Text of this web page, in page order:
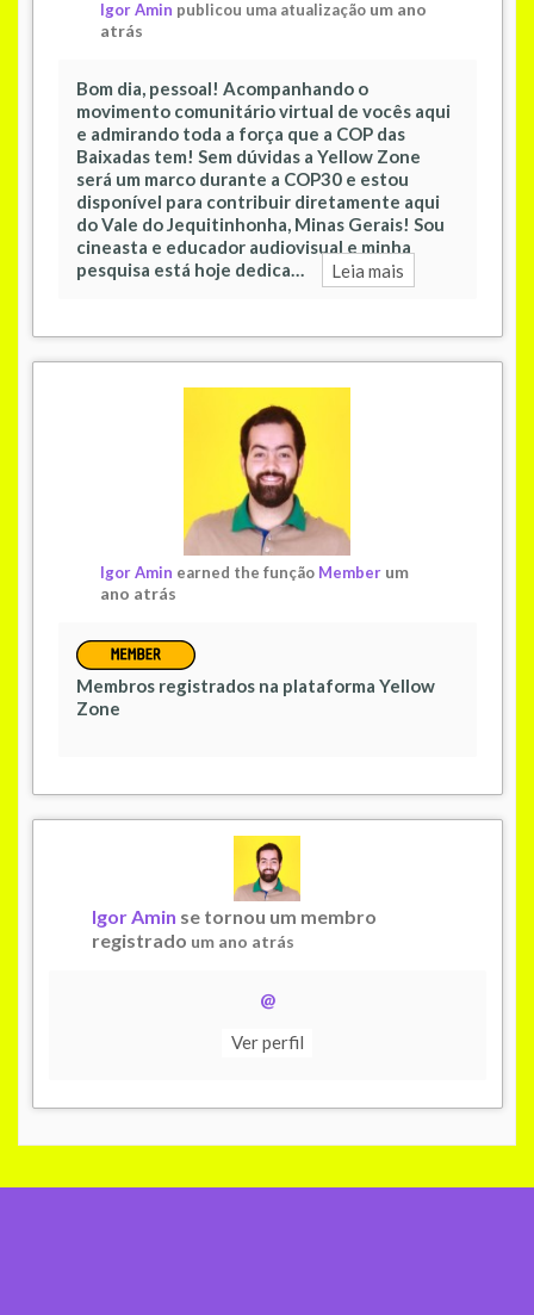
Igor Amin publicou uma atualização um ano
atrás
Bom dia, pessoal! Acompanhando o
movimento comunitário virtual de vocês aqui
e admirando toda a força que a COP das
Baixadas tem! Sem dúvidas a Yellow Zone
será um marco durante a COP30 e estou
disponível para contribuir diretamente aqui
do Vale do Jequitinhonha, Minas Gerais! Sou
cineasta e educador audiovisual e minha
pesquisa está hoje dedica…
Leia mais
Igor Amin earned the função Member um
ano atrás
Membros registrados na plataforma Yellow
Zone
Igor Amin se tornou um membro
registrado um ano atrás
@
Ver perfil